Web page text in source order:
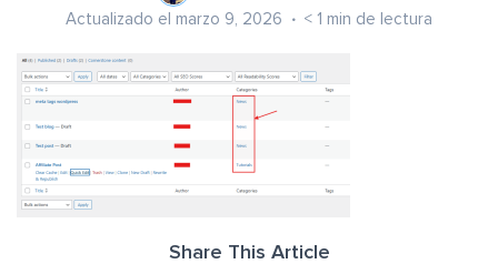
Actualizado el marzo 9, 2026 < 1 min de lectura
Share This Article